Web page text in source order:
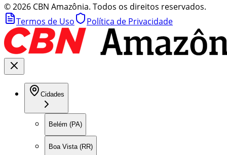
©2026 CBN Amazônia. Todos os direitos reservados.
Termos de Uso
Política de Privacidade
Cidades
Belém (PA)
Boa Vista (RR)